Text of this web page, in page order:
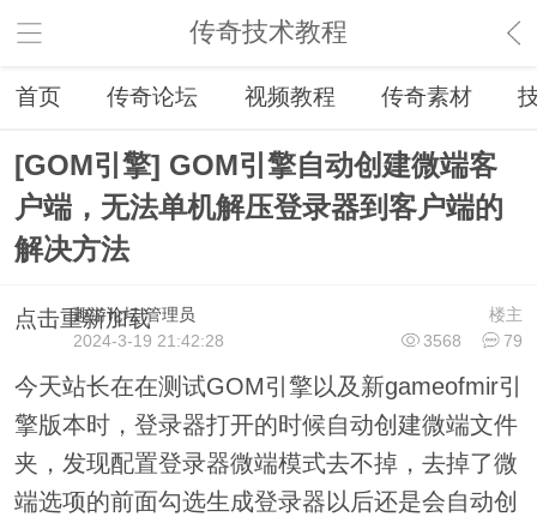
传奇技术教程
首页 传奇论坛 视频教程 传奇素材
[GOM引擎] GOM引擎自动创建微端客
户端，无法单机解压登录器到客户端的
解决方法
点击重新加载 楼主
趣游论坛 管理员
3568
79
2024-3-19 21:42:28
今天站长在在测试GOM引擎以及新gameofmir引
擎版本时，登录器打开的时候自动创建微端文件
夹，发现配置登录器微端模式去不掉，去掉了微
端选项的前面勾选生成登录器以后还是会自动创